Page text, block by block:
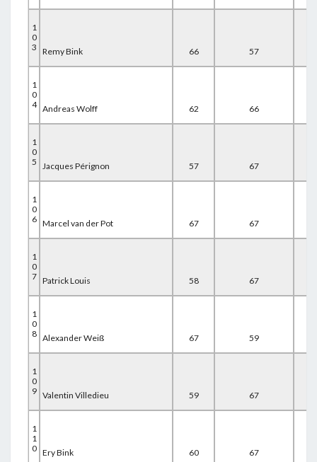
1
0
3
Remy Bink 66 57
1
0
4 Andreas Wolff 62 66
1
0
5
Jacques Pérignon 57 67
1
0
6 Marcel van der Pot 67 67
1
0
7 Patrick Louis 58 67
1
0
8 Alexander Weiß 67 59
1
0
9 Valentin Villedieu 59 67
1
1
0 Ery Bink 60 67